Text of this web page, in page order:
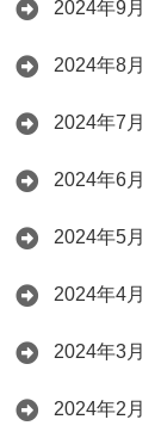
2024年9月
2024年8月
2024年7月
2024年6月
2024年5月
2024年4月
2024年3月
2024年2月